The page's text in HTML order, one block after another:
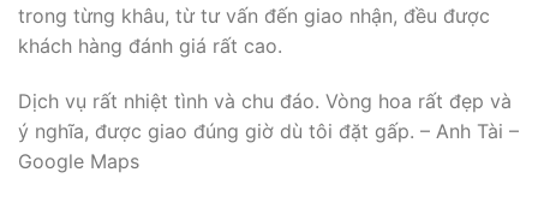
trong từng khâu, từ tư vấn đến giao nhận, đều được
khách hàng đánh giá rất cao.
Dịch vụ rất nhiệt tình và chu đáo. Vòng hoa rất đẹp và
ý nghĩa, được giao đúng giờ dù tôi đặt gấp. – Anh Tài –
Google Maps